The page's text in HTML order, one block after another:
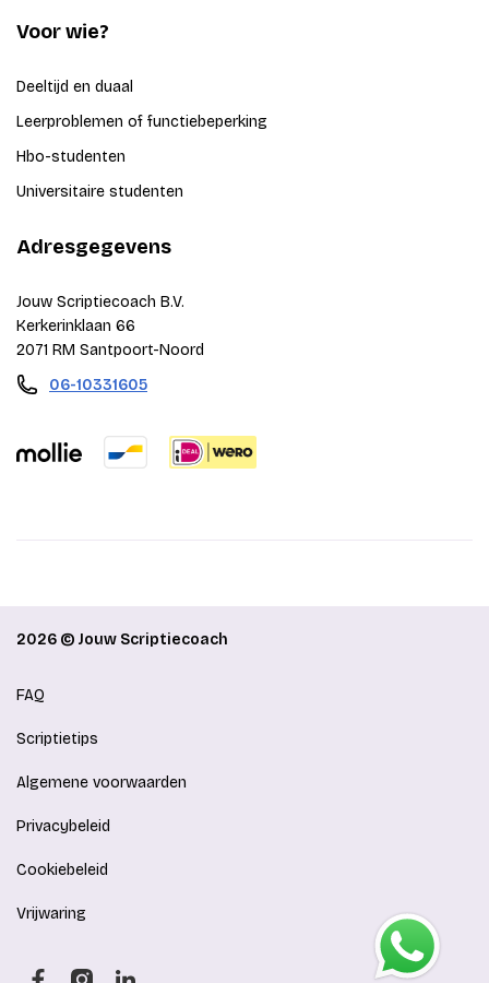
Voor wie?
Deeltijd en duaal
Leerproblemen of functiebeperking
Hbo-studenten
Universitaire studenten
Adresgegevens
Jouw Scriptiecoach B.V.
Kerkerinklaan 66
2071 RM Santpoort-Noord
06-10331605
2026 © Jouw Scriptiecoach
FAQ
Scriptietips
Algemene voorwaarden
Privacybeleid
Cookiebeleid
Vrijwaring